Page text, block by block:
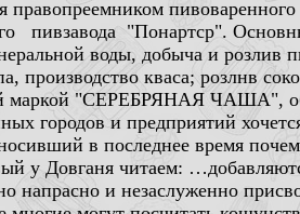
пивзавода "Понартср".
воды, добыча и розлив
производство кваса; розлнв
маркой "СЕРЕБРЯНАЯ ЧАША",
городов и предприятий
в последнее время
у Довганя читаем:
напрасно и незаслуженно